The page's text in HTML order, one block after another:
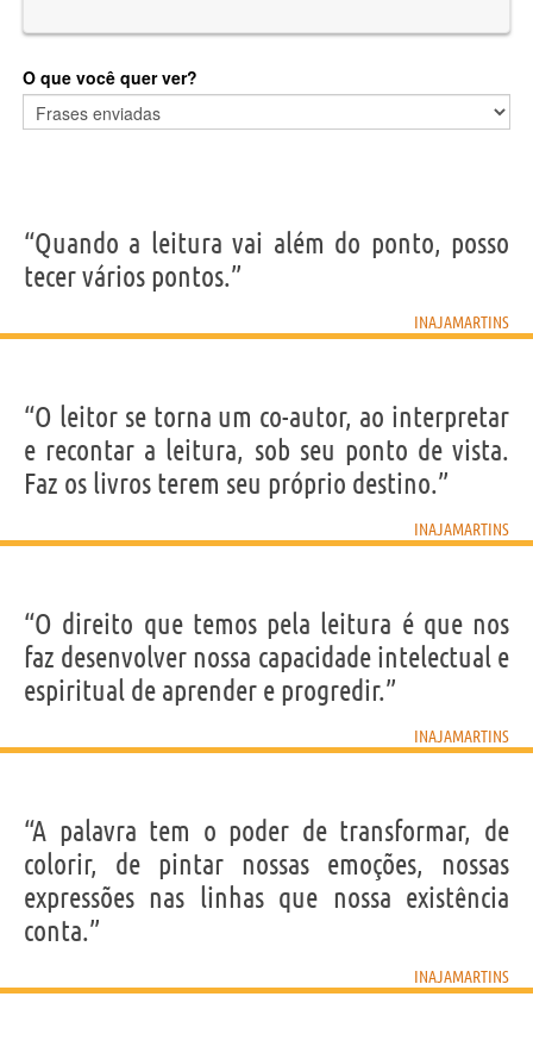
O que você quer ver?
“Quando a leitura vai além do ponto, posso
tecer vários pontos.”
INAJAMARTINS
“O leitor se torna um co-autor, ao interpretar
e recontar a leitura, sob seu ponto de vista.
Faz os livros terem seu próprio destino.”
INAJAMARTINS
“O direito que temos pela leitura é que nos
faz desenvolver nossa capacidade intelectual e
espiritual de aprender e progredir.”
INAJAMARTINS
“A palavra tem o poder de transformar, de
colorir, de pintar nossas emoções, nossas
expressões nas linhas que nossa existência
conta.”
INAJAMARTINS